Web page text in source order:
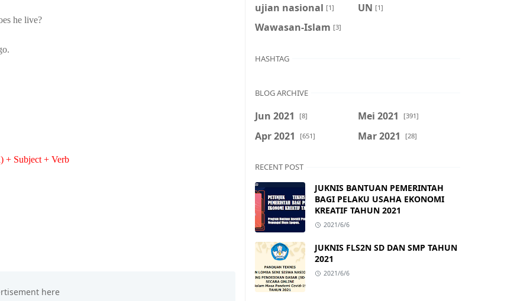
he live?
+ Subject + Verb
ujian nasional [1] UN [1]
Wawasan-Islam [3]
HASHTAG
BLOG ARCHIVE
Jun 2021 [8] Mei 2021 [391]
Apr 2021 [651] Mar 2021 [28]
RECENT POST
JUKNIS BANTUAN PEMERINTAH
BAGI PELAKU USAHA EKONOMI
KREATIF TAHUN 2021
2021/6/6
JUKNIS FLS2N SD DAN SMP TAHUN
2021
2021/6/6